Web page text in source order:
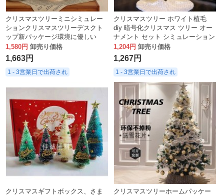
クリスマスツリーミニシミュレー
ションクリスマスツリーデスクト
ップ新パッケージ環境に優しい
PVC発光クリスマスツリー
1,580円 卸売り価格
1,663円
1 - 3営業日で出荷され
クリスマスツリー ホワイト植毛
diy 暗号化クリスマス ツリー オー
ナメント セット シミュレーション
折りたたみクリスマス卸売シミュ
レーション
1,204円 卸売り価格
1,267円
1 - 3営業日で出荷され
クリスマスギフトボックス、さま
クリスマスツリーホームパッケー